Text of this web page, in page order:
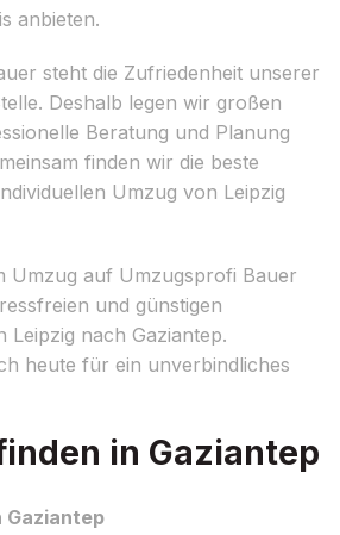
anbieten.
steht die Zufriedenheit unserer
Deshalb legen wir großen
Beratung und Planung
finden wir die beste
Umzug von Leipzig
Umzug auf Umzugsprofi Bauer
und günstigen
nach Gaziantep.
heute für ein unverbindliches
in Gaziantep
Gaziantep